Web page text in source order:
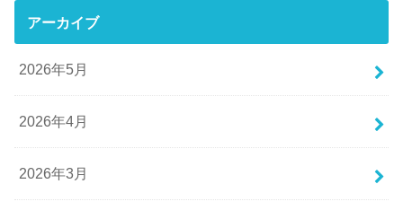
アーカイブ
2026年5月
2026年4月
2026年3月